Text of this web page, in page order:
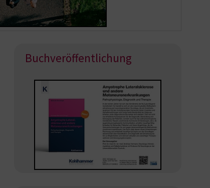
Buchveröffentlichung